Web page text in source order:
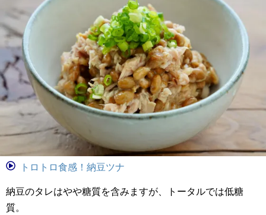
トロトロ食感！納豆ツナ
納豆のタレはやや糖質を含みますが、トータルでは低糖
質。